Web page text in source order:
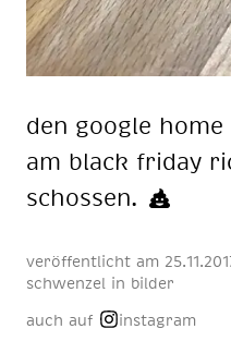
den goog­le
am black fri­day
schos­sen.
veröffentlicht am 25 11
schwenzel in bilder
auch auf instagram